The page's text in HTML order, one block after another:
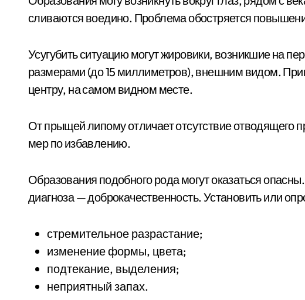
сливаются воедино. Проблема обостряется
Усугубить ситуацию могут жировики, возникшие на
размерами (до 15 миллиметров), внешним видом.
центру, на самом видном месте.
От прыщей липому отличает отсутствие отводящего
мер по избавлению.
Образования подобного рода могут оказаться
диагноза — доброкачественность. Установить или
стремительное разрастание;
изменение формы, цвета;
подтекание, выделения;
неприятный запах.